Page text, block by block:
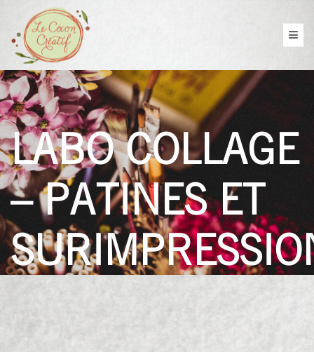
LABO COLLAGE
– PATINES ET